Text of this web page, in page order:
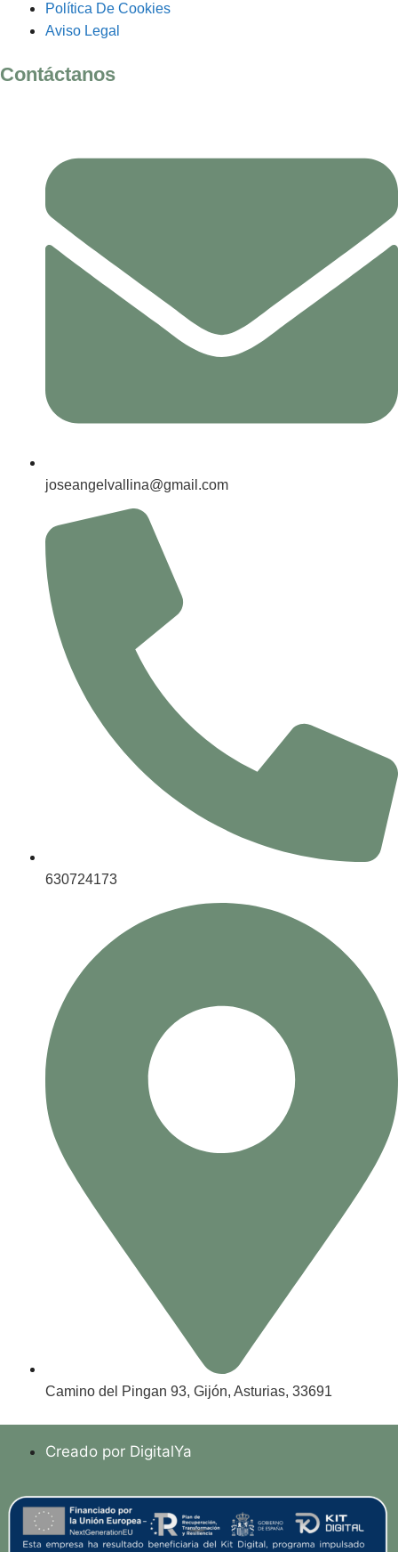
Política De Cookies
Aviso Legal
Contáctanos
joseangelvallina@gmail.com
630724173
Camino del Pingan 93, Gijón, Asturias, 33691
Creado por DigitalYa